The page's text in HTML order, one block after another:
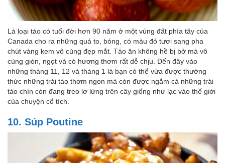
Là loại táo có tuổi đời hơn 90 năm ở một vùng đất phía tây của
Canada cho ra những quả to, bóng, có màu đỏ tươi sang pha
chút vàng kem vô cùng đẹp mắt. Táo ăn không hề bị bở mà vô
cùng giòn, ngọt và có hương thơm rất dễ chịu. Đến đây vào
những tháng 11, 12 và tháng 1 là bạn có thể vừa được thưởng
thức những trái táo thơm ngon mà còn được ngắm cả những trái
táo chín còn đang treo lơ lửng trên cây giống như lạc vào thế giới
của chuyện cổ tích.
10. Súp Poutine